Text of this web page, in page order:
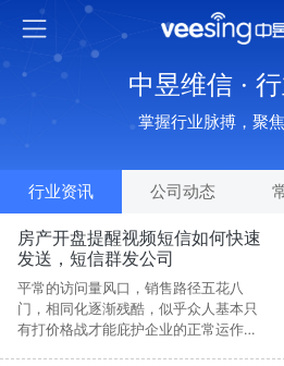
中昱维信 ·
掌握行业脉搏，聚
行业资讯 公司动态
房产开盘提醒视频短信如何快速
发送，短信群发公司
平常的访问量风口，销售路径五花八
门，相同化逐渐残酷，似乎众人基本只
有打价格战才能庇护企业的正常运作。